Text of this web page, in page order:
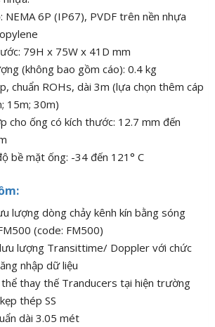
NEMA 6P (IP67), PVDF trên nền nhựa
79H x 75W x 41D mm
(không bao gồm cáo): 0.4 kg
chuẩn ROHs, dài 3m (lựa chọn thêm cáp
15m; 30m)
cho ống có kích thước: 12.7 mm đến
bề mặt ống: -34 đến 121° C
lượng dòng chảy kênh kín bằng sóng
(code: FM500)
lượng Transittime/ Doppler với chức
nhập dữ liệu
thay thế Tranducers tại hiện trường
thép SS
dài 3.05 mét